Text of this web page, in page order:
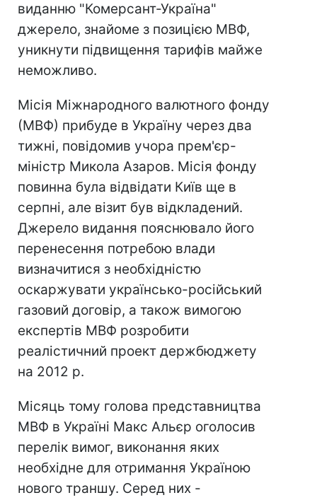
виданню "Комерсант-Україна"
джерело, знайоме з позицією МВФ,
уникнути підвищення тарифів майже
неможливо.
Місія Міжнародного валютного фонду
(МВФ) прибуде в Україну через два
тижні, повідомив учора прем'єр-
міністр Микола Азаров. Місія фонду
повинна була відвідати Київ ще в
серпні, але візит був відкладений.
Джерело видання пояснювало його
перенесення потребою влади
визначитися з необхідністю
оскаржувати українсько-російський
газовий договір, а також вимогою
експертів МВФ розробити
реалістичний проект держбюджету
на 2012 р.
Місяць тому голова представництва
МВФ в Україні Макс Альєр оголосив
перелік вимог, виконання яких
необхідне для отримання Україною
нового траншу. Серед них -